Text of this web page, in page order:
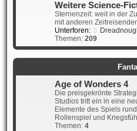
Weitere Science-
Sternenzeit: weit in der
mit anderen
Unterforen:
Themen: 209
Age of Wonders 4
Die preisgekrönte
Studios tritt ein in eine
Elemente des Spiels
Rollenspiel und
Themen: 4